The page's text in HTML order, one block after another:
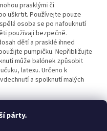
párty.
prasklými či
uškrtit. Používejte pouze
osoba se po nafouknutí
používají bezpečně.
dětí a prasklé ihned
pumpičku. Nepřibližujte
může balónek způsobit
latexu. Určeno k
a spolknutí malých